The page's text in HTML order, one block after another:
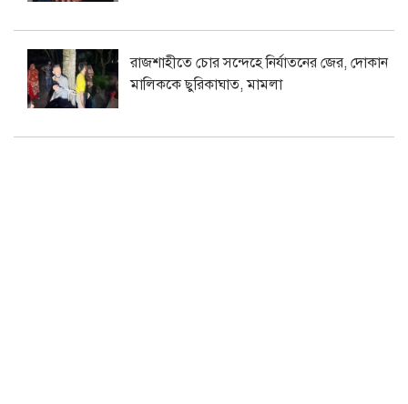
রাজশাহীতে চোর সন্দেহে নির্যাতনের জের, দোকান
মালিককে ছুরিকাঘাত, মামলা